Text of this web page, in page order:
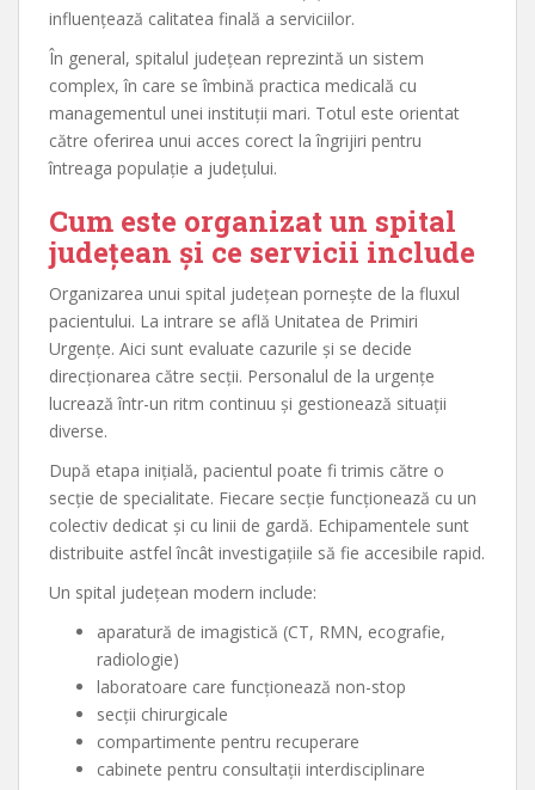
influențează calitatea finală a serviciilor.
În general, spitalul județean reprezintă un sistem
complex, în care se îmbină practica medicală cu
managementul unei instituții mari. Totul este orientat
către oferirea unui acces corect la îngrijiri pentru
întreaga populație a județului.
Cum este organizat un spital
județean și ce servicii include
Organizarea unui spital județean pornește de la fluxul
pacientului. La intrare se află Unitatea de Primiri
Urgențe. Aici sunt evaluate cazurile și se decide
direcționarea către secții. Personalul de la urgențe
lucrează într-un ritm continuu și gestionează situații
diverse.
După etapa inițială, pacientul poate fi trimis către o
secție de specialitate. Fiecare secție funcționează cu un
colectiv dedicat și cu linii de gardă. Echipamentele sunt
distribuite astfel încât investigațiile să fie accesibile rapid.
Un spital județean modern include:
aparatură de imagistică (CT, RMN, ecografie,
radiologie)
laboratoare care funcționează non-stop
secții chirurgicale
compartimente pentru recuperare
cabinete pentru consultații interdisciplinare